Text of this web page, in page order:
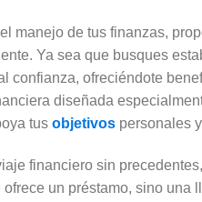
manejo de tus finanzas,
Ya sea que busques
confianza, ofreciéndote
diseñada
tus objetivos personales
financiero sin
un préstamo, sino una